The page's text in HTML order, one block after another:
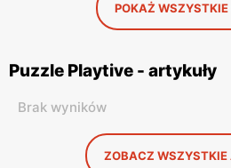
POKAŻ
Puzzle Playtive - artykuły
Brak wyników
ZOBACZ WSZYSTKIE